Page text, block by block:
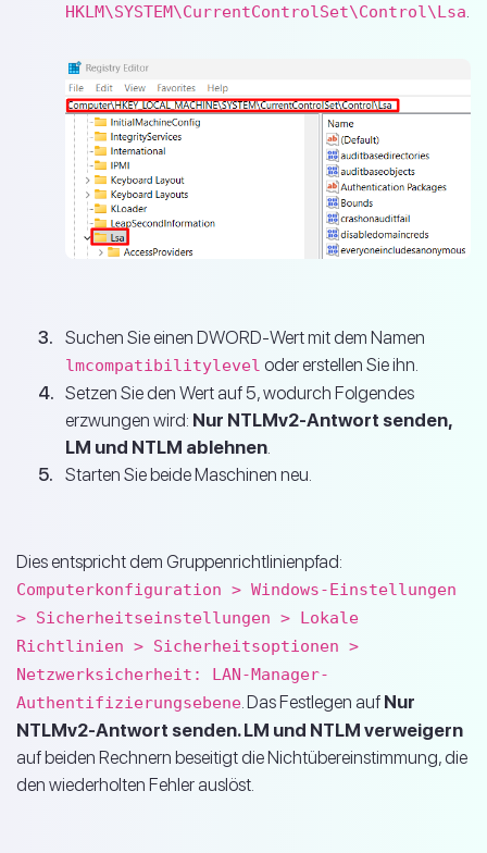
HKLM\SYSTEM\CurrentControlSet\Control\Lsa
Suchen Sie einen DWORD-Wert mit dem Namen
lmcompatibilitylevel oder erstellen Sie ihn.
Setzen Sie den Wert auf 5, wodurch Folgendes
erzwungen wird: Nur NTLMv2-Antwort senden,
LM und NTLM ablehnen.
Starten Sie beide Maschinen neu.
Dies entspricht dem Gruppenrichtlinienpfad:
Computerkonfiguration > Windows-Einstellungen
> Sicherheitseinstellungen > Lokale
Richtlinien > Sicherheitsoptionen >
Netzwerksicherheit: LAN-Manager-
Authentifizierungsebene. Das Festlegen auf Nur
NTLMv2-Antwort senden. LM und NTLM verweigern
auf beiden Rechnern beseitigt die Nichtübereinstimmung, die
den wiederholten Fehler auslöst.